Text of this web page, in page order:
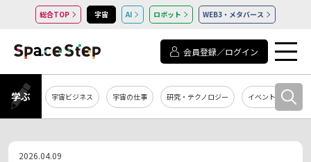
総合TOP 宇宙 AI ロボット WEB3・メタバース
会員登録／ログイン
学ぶ 宇宙ビジネス 宇宙の仕事 研究・テクノロジー イベント・セミナー
2026.04.09